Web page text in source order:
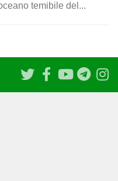
temibile del...